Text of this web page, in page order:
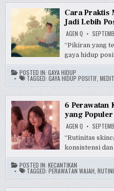
Cara Praktis
Jadi Lebih
AGEN Q
“Pikiran yang
gaya hidup
POSTED IN:GAYA HIDUP
TAGGED:GAYA HIDUP POSITIF ,
6 Perawatan
yang Populer
AGEN Q
“Rutinitas
konsistensi
POSTED IN:KECANTIKAN
TAGGED:PERAWATAN WAJAH ,